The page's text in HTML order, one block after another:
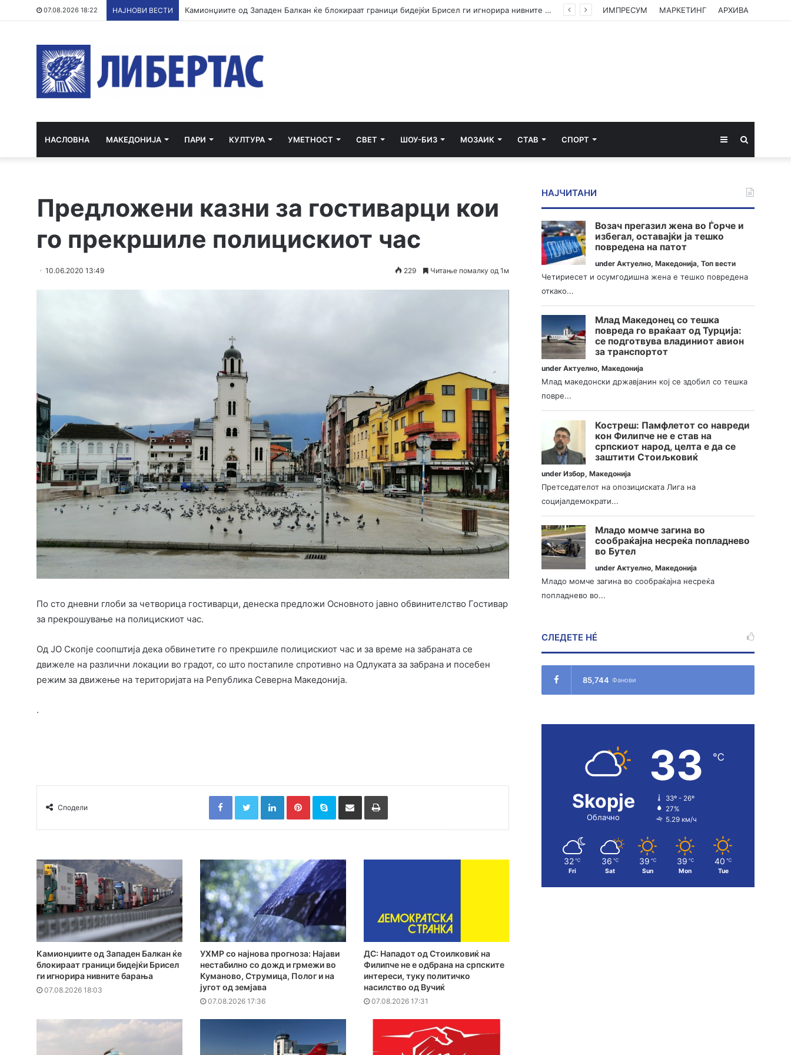
07.08.2026 18:22 НАЈНОВИ ВЕСТИ Камионџиите од Западен Балкан ќе блокираат граници бидејќи Брисел ги игнорира нивните барања ИМПРЕСУМ МАРКЕТИНГ АРХИВА
НАСЛОВНА МАКЕДОНИЈА ПАРИ КУЛТУРА УМЕТНОСТ СВЕТ ШОУ-БИЗ МОЗАИК СТАВ СПОРТ Sidebar
Предложени казни за гостиварци кои
го прeкршиле полицискиот час
10.06.2020 13:49 229 Читање помалку од 1м
По сто дневни глоби за четворица гостиварци, денеска предложи Основното јавно обвинителство Гостивар
за прекрошување на полицискиот час.
Од ЈО Скопје соопштија дека обвинетите го прекршиле полицискиот час и за време на забраната се
движеле на различни локации во градот, со што постапиле спротивно на Одлуката за забрана и посебен
режим за движење на територијата на Република Северна Македонија.
.
Сподели
FacebookTwitterLinkedInPinterestSkype Сподели преку Е-маил Испринтај
Камионџиите од Западен Балкан ќе
блокираат граници бидејќи Брисел
ги игнорира нивните барања
07.08.2026 18:03
УХМР со најнова прогноза: Најави
нестабилно со дожд и грмежи во
Куманово, Струмица, Полог и на
југот од земјава
07.08.2026 17:36
ДС: Нападот од Стоилковиќ на
Филипче не е одбрана на српските
интереси, туку политичко
насилство од Вучиќ
07.08.2026 17:31
НАЈЧИТАНИ
Возач прегазил жена во Ѓорче и
избегал, оставајќи ја тешко
повредена на патот
underАктуелно,Македонија,Топ вести
Четириесет и осумгодишна жена е тешко повредена
откако...
Млад Македонец со тешка
повреда го враќаат од Турција:
се подготвува владиниот авион
за транспортот
underАктуелно,Македонија
Млад македонски државјанин кој се здобил со тешка
повре...
Костреш: Памфлетот со навреди
кон Филипче не е став на
српскиот народ, целта е да се
заштити Стоиљковиќ
underИзбор,Македонија
Претседателот на опозициската Лига на
социјалдемократи...
Младо момче загина во
сообраќајна несреќа попладнево
во Бутел
underАктуелно,Македонија
Младо момче загина во сообраќајна несреќа
попладнево во...
СЛЕДЕТЕ НÉ
85,744 Фанови
Skopje
Облачно
33 ℃
33º - 26º
27%
5.29 км/ч
32 ℃
Fri
36 ℃
Sat
39 ℃
Sun
39 ℃
Mon
40 ℃
Tue